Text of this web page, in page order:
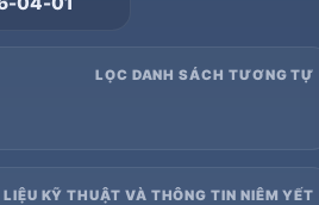
LỌC DANH SÁCH TƯƠNG TỰ
LIỆU KỸ THUẬT VÀ THÔNG TIN NIÊM YẾT